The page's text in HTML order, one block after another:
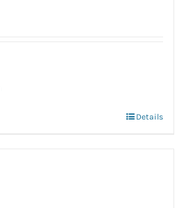
Details